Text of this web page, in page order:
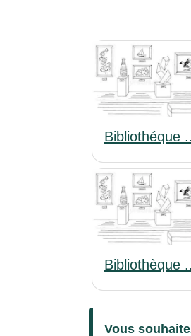
Bibliothéque
Bibliothèque
Vous